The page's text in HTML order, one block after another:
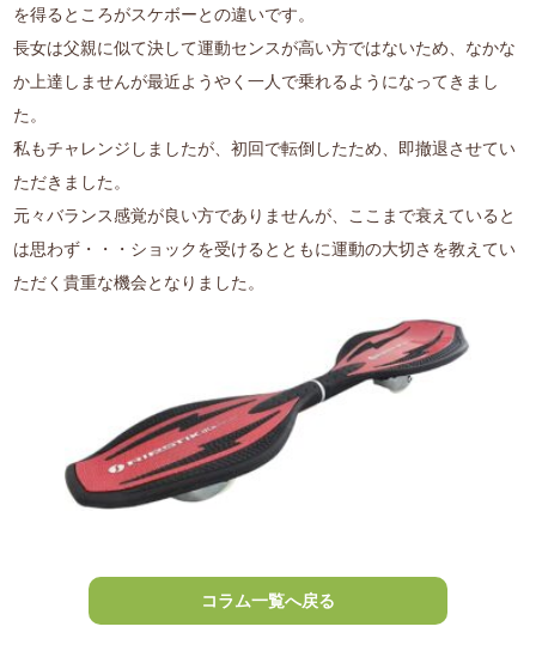
を得るところがスケボーとの違いです。
長女は父親に似て決して運動センスが高い方ではないため、なかな
か上達しませんが最近ようやく一人で乗れるようになってきまし
た。
私もチャレンジしましたが、初回で転倒したため、即撤退させてい
ただきました。
元々バランス感覚が良い方でありませんが、ここまで衰えていると
は思わず・・・ショックを受けるとともに運動の大切さを教えてい
ただく貴重な機会となりました。
コラム一覧へ戻る